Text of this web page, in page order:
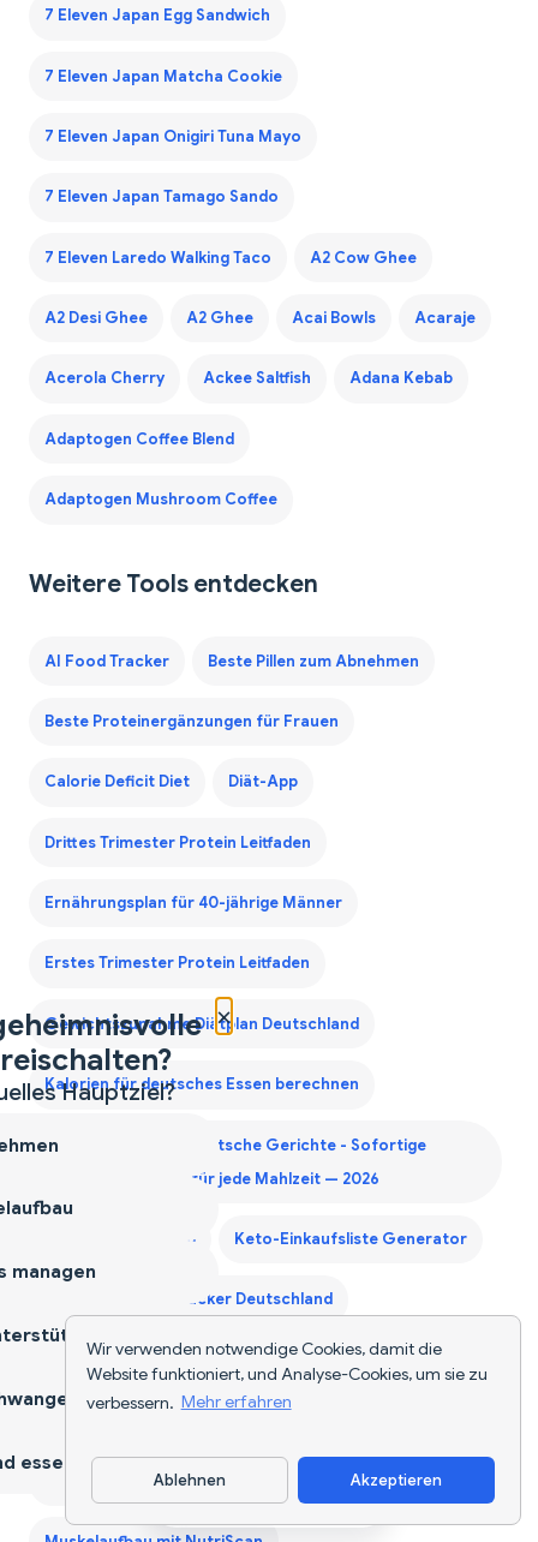
Wir verwenden notwendige Cookies, damit die
Website funktioniert, und Analyse-Cookies, um sie zu
verbessern. Mehr erfahren
Ablehnen Akzeptieren
7 Eleven Japan Egg Sandwich
7 Eleven Japan Matcha Cookie
7 Eleven Japan Onigiri Tuna Mayo
7 Eleven Japan Tamago Sando
7 Eleven Laredo Walking Taco A2 Cow Ghee
A2 Desi Ghee A2 Ghee Acai Bowls Acaraje
Acerola Cherry Ackee Saltfish Adana Kebab
Adaptogen Coffee Blend
Adaptogen Mushroom Coffee
Weitere Tools entdecken
AI Food Tracker Beste Pillen zum Abnehmen
Beste Proteinergänzungen für Frauen
Calorie Deficit Diet Diät-App
Drittes Trimester Protein Leitfaden
Ernährungsplan für 40-jährige Männer
Erstes Trimester Protein Leitfaden
Gewichtszunahme Diätplan Deutschland
Kalorien für deutsches Essen berechnen
Kalorienzähler für deutsche Gerichte - Sofortige
Nährwertangaben für jede Mahlzeit — 2026
Kalorienzähler-App Keto-Einkaufsliste Generator
KI-Lebensmittel-Tracker Deutschland
Lebensmittel-Scanner-App
Monatlicher Einkaufslisten-Generator | NutriScan
App herunterladen
×
Hauptziel?
managen
essen